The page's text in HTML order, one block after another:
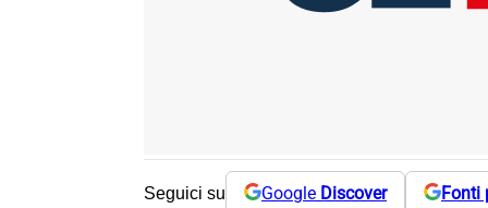
Seguici su Google Discover Fonti